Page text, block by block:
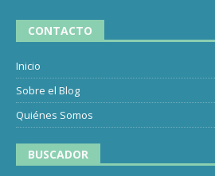
CONTACTO
Inicio
Sobre el Blog
Quiénes Somos
BUSCADOR